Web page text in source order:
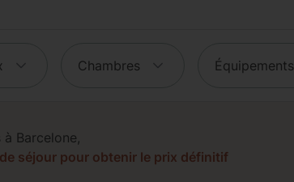
Chambres Équipements
Barcelone,
séjour pour obtenir le prix définitif